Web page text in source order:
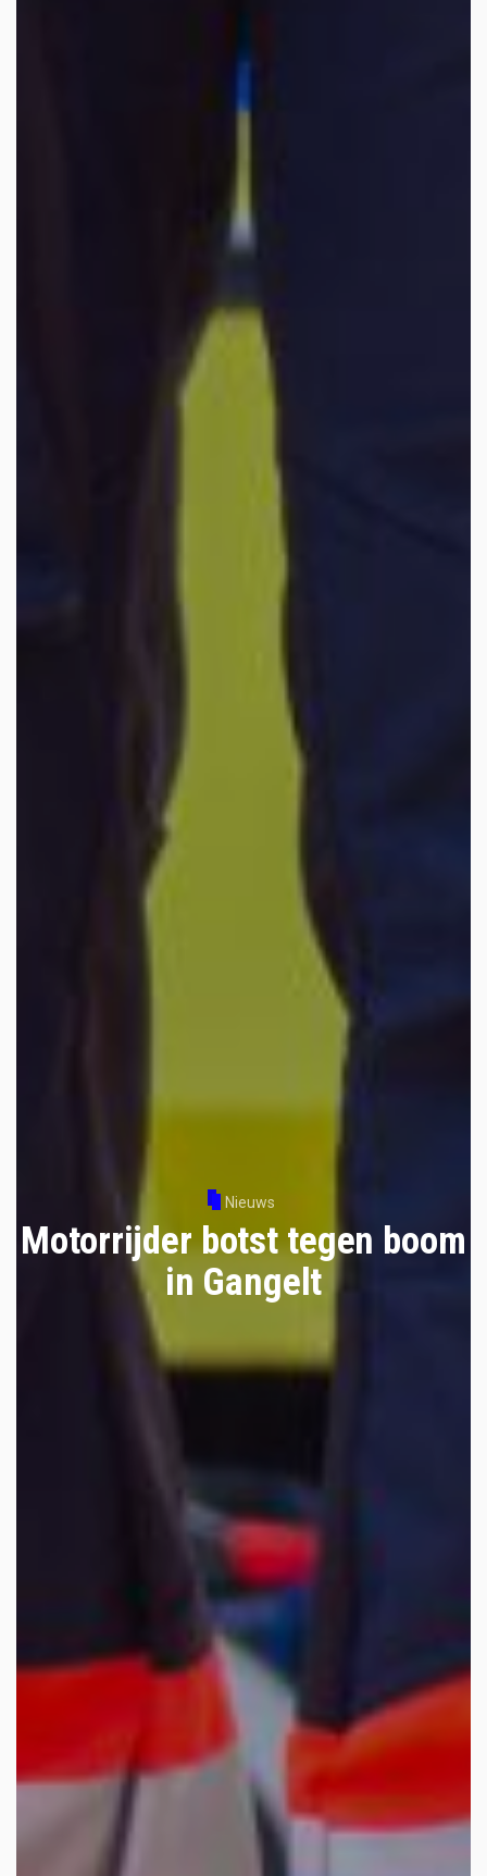
Nieuws
Motorrijder botst tegen boom
in Gangelt